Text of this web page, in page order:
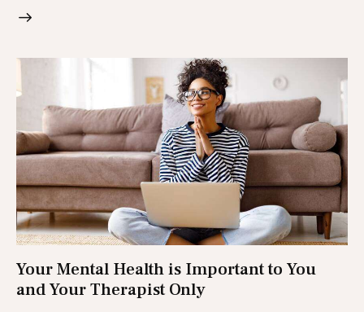
Your Mental Health is Important to You
and Your Therapist Only